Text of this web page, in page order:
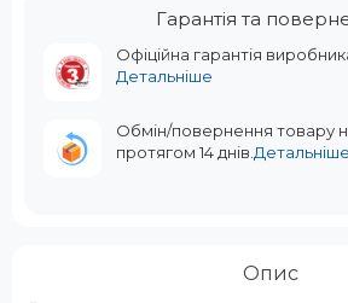
Гарантія та
Офіційна гарантія
Детальніше
Обмін/повернення товару
протягом 14 днів. Детальніше
Опис